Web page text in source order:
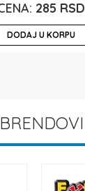
285 RSD
DODAJ U KORPU
BRENDOVI